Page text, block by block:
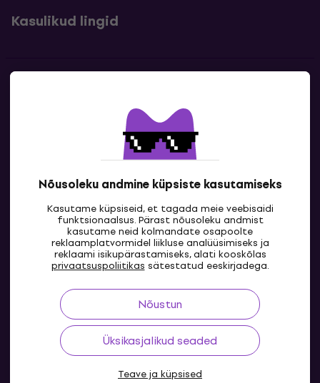
Nõusoleku andmine küpsiste kasutamiseks
Kasutame küpsiseid, et tagada meie veebisaidi
funktsionaalsus. Pärast nõusoleku andmist
kasutame neid kolmandate osapoolte
reklaamplatvormidel liikluse analüüsimiseks ja
reklaami isikupärastamiseks, alati kooskõlas
privaatsuspoliitikas sätestatud eeskirjadega.
Nõustun
Üksikasjalikud seaded
Teave ja küpsised
Kasulikud lingid
Kontaktandmed
EE